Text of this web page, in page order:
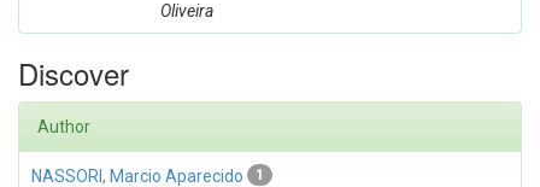
Oliveira
Discover
Author
1
NASSORI, Marcio Aparecido